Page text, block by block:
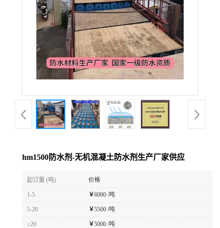
hm1500防水剂-无机混凝土防水剂生产厂家供应
起订量 (吨) 价格
1-5 ￥6000 /吨
5-20 ￥5500 /吨
≥20 ￥5000 /吨